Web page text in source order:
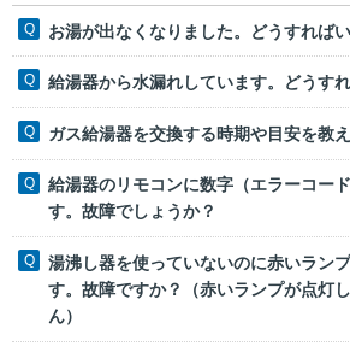
お湯が出なくなりました。どうすれば
給湯器から水漏れしています。どうす
ガス給湯器を交換する時期や目安を教え
給湯器のリモコンに数字（エラーコー
す。故障でしょうか？
湯沸し器を使っていないのに赤いラン
す。故障ですか？（赤いランプが点灯
ん）